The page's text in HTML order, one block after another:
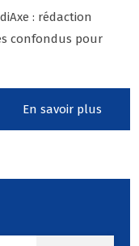
: rédaction
confondus pour
En savoir plus